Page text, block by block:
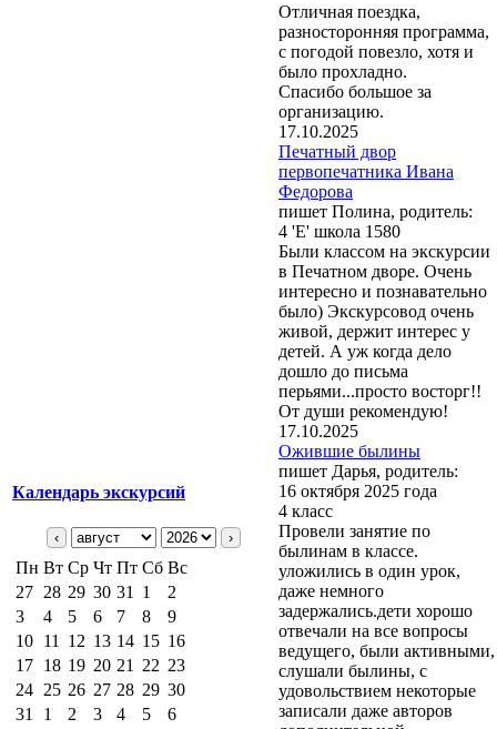
Календарь экскурсий
‹ ›
Пн Вт Ср Чт Пт Сб Вс
27 28 29 30 31 1
2
3
4 5 6 7 8
9
10 11 12 13 14 15 16
17 18 19 20 21 22 23
24 25 26 27 28 29 30
31
1 2 3 4 5 6
Отличная поездка,
разносторонняя программа,
с погодой повезло, хотя и
было прохладно.
Спасибо большое за
организацию.
17.10.2025
Печатный двор
первопечатника Ивана
Федорова
пишет Полина, родитель:
4 'Е' школа 1580
Были классом на экскурсии
в Печатном дворе. Очень
интересно и познавательно
было) Экскурсовод очень
живой, держит интерес у
детей. А уж когда дело
дошло до письма
перьями...просто восторг!!
От души рекомендую!
17.10.2025
Ожившие былины
пишет Дарья, родитель:
16 октября 2025 года
4 класс
Провели занятие по
былинам в классе.
уложились в один урок,
даже немного
задержались.дети хорошо
отвечали на все вопросы
ведущего, были активными,
слушали былины, с
удовольствием некоторые
записали даже авторов